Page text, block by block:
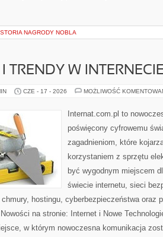
NAGRODY NOBLA
TRENDY W
CZE - 17 - 2026 MOŻLIWOŚĆ
Internat.com.pl to
poświęcony cyfrowemu
zagadnieniom, które
korzystaniem z sprzętu
być wygodnym miejscem
świecie internetu, sieci
chmury, hostingu, cyberbezpieczeństwa oraz
na stronie: Internet i Nowe
w którym nowoczesna komunikacja